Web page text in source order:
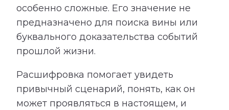
особенно сложные. Его значение не
предназначено для поиска вины или
буквального доказательства событий
прошлой жизни.
Расшифровка помогает увидеть
привычный сценарий, понять, как он
может проявляться в настоящем, и